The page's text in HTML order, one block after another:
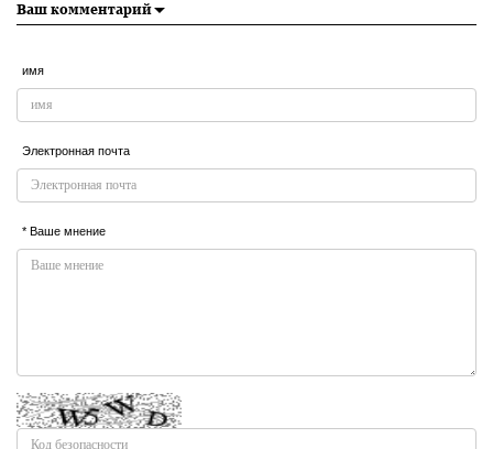
Ваш комментарий
имя
Электронная почта
* Ваше мнение